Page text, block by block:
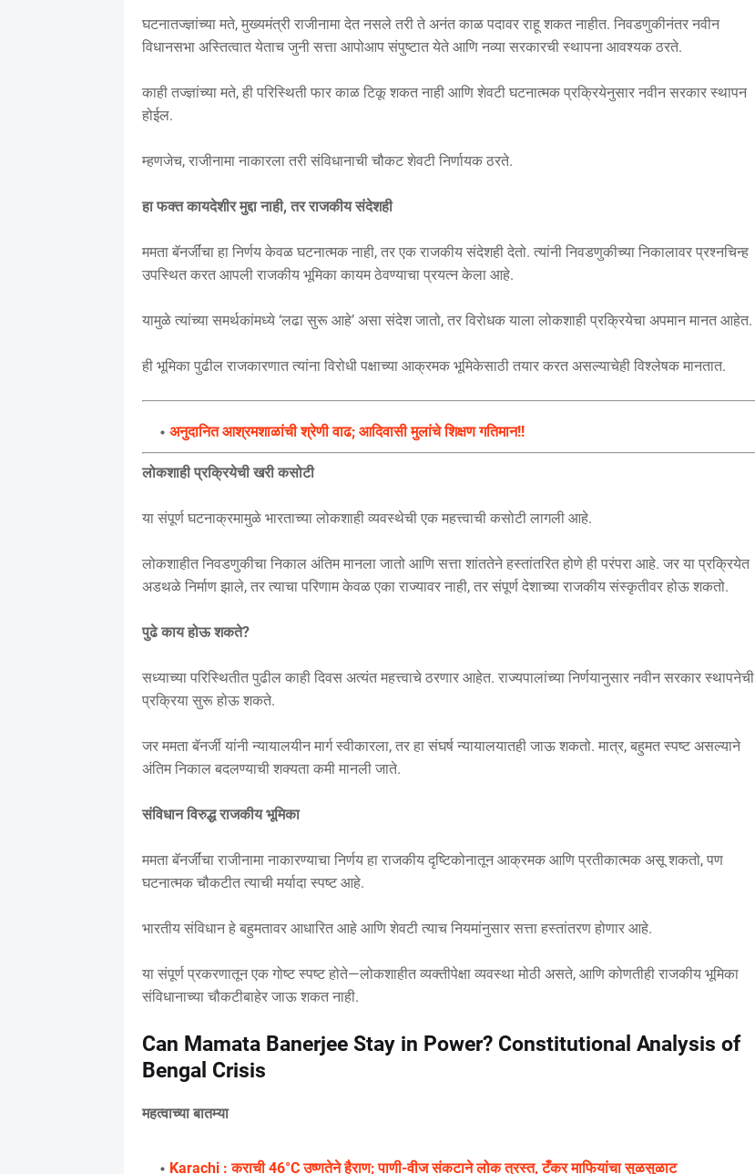
घटनातज्ज्ञांच्या मते, मुख्यमंत्री राजीनामा देत नसले तरी ते अनंत काळ पदावर राहू शकत नाहीत. निवडणुकीनंतर नवीन
विधानसभा अस्तित्वात येताच जुनी सत्ता आपोआप संपुष्टात येते आणि नव्या सरकारची स्थापना आवश्यक ठरते.
काही तज्ज्ञांच्या मते, ही परिस्थिती फार काळ टिकू शकत नाही आणि शेवटी घटनात्मक प्रक्रियेनुसार नवीन सरकार स्थापन
होईल.
म्हणजेच, राजीनामा नाकारला तरी संविधानाची चौकट शेवटी निर्णायक ठरते.
हा फक्त कायदेशीर मुद्दा नाही, तर राजकीय संदेशही
ममता बॅनर्जींचा हा निर्णय केवळ घटनात्मक नाही, तर एक राजकीय संदेशही देतो. त्यांनी निवडणुकीच्या निकालावर प्रश्नचिन्ह
उपस्थित करत आपली राजकीय भूमिका कायम ठेवण्याचा प्रयत्न केला आहे.
यामुळे त्यांच्या समर्थकांमध्ये ‘लढा सुरू आहे’ असा संदेश जातो, तर विरोधक याला लोकशाही प्रक्रियेचा अपमान मानत आहेत.
ही भूमिका पुढील राजकारणात त्यांना विरोधी पक्षाच्या आक्रमक भूमिकेसाठी तयार करत असल्याचेही विश्लेषक मानतात.
अनुदानित आश्रमशाळांची श्रेणी वाढ; आदिवासी मुलांचे शिक्षण गतिमान!!
लोकशाही प्रक्रियेची खरी कसोटी
या संपूर्ण घटनाक्रमामुळे भारताच्या लोकशाही व्यवस्थेची एक महत्त्वाची कसोटी लागली आहे.
लोकशाहीत निवडणुकीचा निकाल अंतिम मानला जातो आणि सत्ता शांततेने हस्तांतरित होणे ही परंपरा आहे. जर या प्रक्रियेत
अडथळे निर्माण झाले, तर त्याचा परिणाम केवळ एका राज्यावर नाही, तर संपूर्ण देशाच्या राजकीय संस्कृतीवर होऊ शकतो.
पुढे काय होऊ शकते?
सध्याच्या परिस्थितीत पुढील काही दिवस अत्यंत महत्त्वाचे ठरणार आहेत. राज्यपालांच्या निर्णयानुसार नवीन सरकार स्थापनेची
प्रक्रिया सुरू होऊ शकते.
जर ममता बॅनर्जी यांनी न्यायालयीन मार्ग स्वीकारला, तर हा संघर्ष न्यायालयातही जाऊ शकतो. मात्र, बहुमत स्पष्ट असल्याने
अंतिम निकाल बदलण्याची शक्यता कमी मानली जाते.
संविधान विरुद्ध राजकीय भूमिका
ममता बॅनर्जींचा राजीनामा नाकारण्याचा निर्णय हा राजकीय दृष्टिकोनातून आक्रमक आणि प्रतीकात्मक असू शकतो, पण
घटनात्मक चौकटीत त्याची मर्यादा स्पष्ट आहे.
भारतीय संविधान हे बहुमतावर आधारित आहे आणि शेवटी त्याच नियमांनुसार सत्ता हस्तांतरण होणार आहे.
या संपूर्ण प्रकरणातून एक गोष्ट स्पष्ट होते—लोकशाहीत व्यक्तीपेक्षा व्यवस्था मोठी असते, आणि कोणतीही राजकीय भूमिका
संविधानाच्या चौकटीबाहेर जाऊ शकत नाही.
Can Mamata Banerjee Stay in Power? Constitutional Analysis of
Bengal Crisis
महत्वाच्या बातम्या
Karachi : कराची 46°C उष्णतेने हैराण; पाणी-वीज संकटाने लोक त्रस्त, टँकर माफियांचा सुळसुळाट